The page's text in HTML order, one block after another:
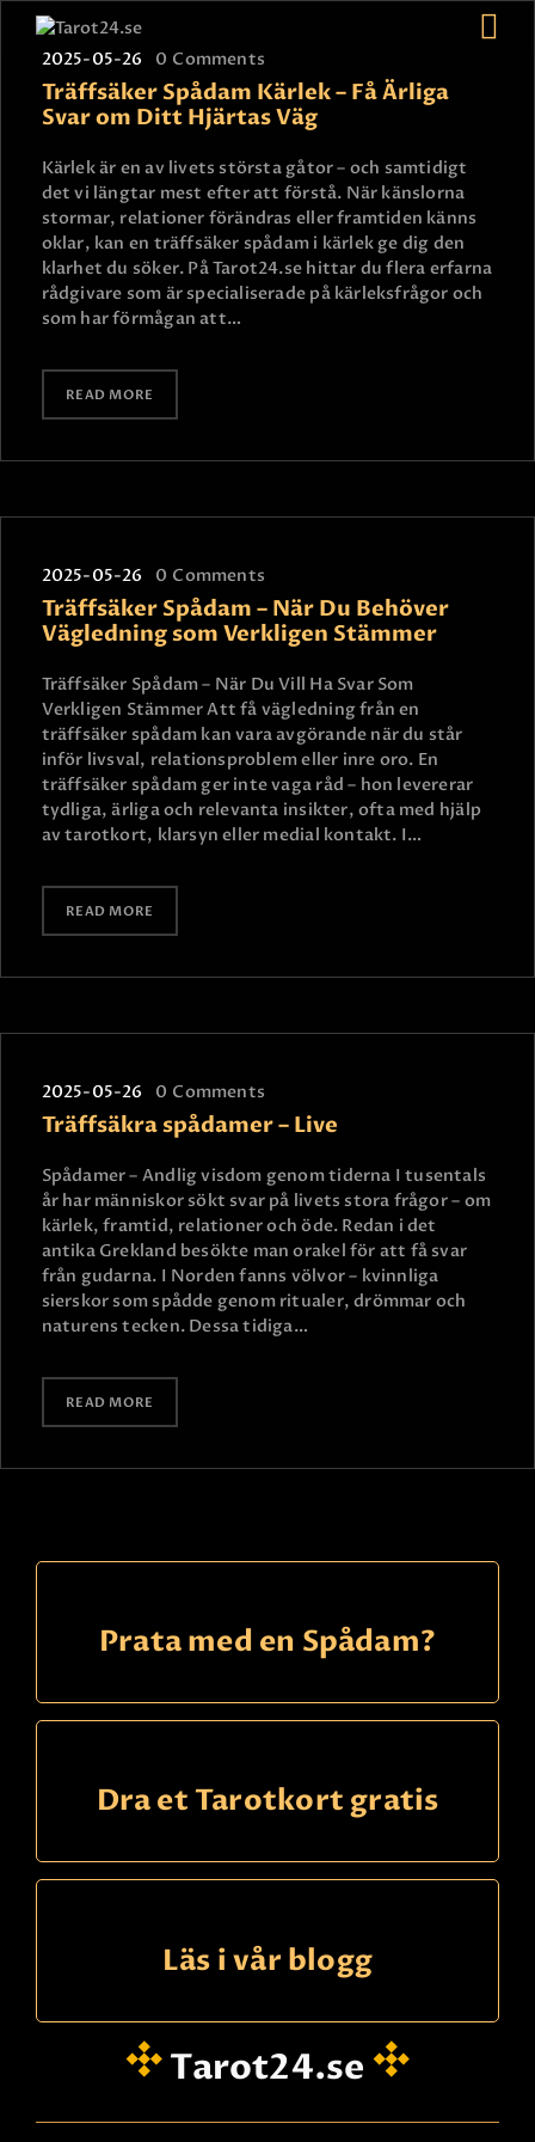
HEM
ASTROLOGI
STJÄRNTECKEN
TAROT
SPÅDAM-SIERSKA
BLOGG
JOBBA SOM SPÅDAM
BETALNING
KONTAKTA OSS
2025-05-26 0 Comments
Träffsäker Spådam Kärlek – Få Ärliga
Svar om Ditt Hjärtas Väg
Kärlek är en av livets största gåtor – och samtidigt
det vi längtar mest efter att förstå. När känslorna
stormar, relationer förändras eller framtiden känns
oklar, kan en träffsäker spådam i kärlek ge dig den
klarhet du söker. På Tarot24.se hittar du flera erfarna
rådgivare som är specialiserade på kärleksfrågor och
som har förmågan att…
READ MORE
2025-05-26 0 Comments
Träffsäker Spådam – När Du Behöver
Vägledning som Verkligen Stämmer
Träffsäker Spådam – När Du Vill Ha Svar Som
Verkligen Stämmer Att få vägledning från en
träffsäker spådam kan vara avgörande när du står
inför livsval, relationsproblem eller inre oro. En
träffsäker spådam ger inte vaga råd – hon levererar
tydliga, ärliga och relevanta insikter, ofta med hjälp
av tarotkort, klarsyn eller medial kontakt. I…
READ MORE
2025-05-26 0 Comments
Träffsäkra spådamer – Live
Spådamer – Andlig visdom genom tiderna I tusentals
år har människor sökt svar på livets stora frågor – om
kärlek, framtid, relationer och öde. Redan i det
antika Grekland besökte man orakel för att få svar
från gudarna. I Norden fanns völvor – kvinnliga
sierskor som spådde genom ritualer, drömmar och
naturens tecken. Dessa tidiga…
READ MORE
Prata med en Spådam?
Dra et Tarotkort gratis
Läs i vår blogg
Tarot24.se